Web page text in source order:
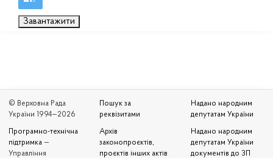
Завантажити
© Верховна Рада
України 1994—2026
Програмно-технічна
підтримка —
Управління
Пошук за
реквізитами
Архів
законопроєктів,
проєктів інших актів
Надано народним
депутатам України
Надано народним
депутатам України
документів до ЗП